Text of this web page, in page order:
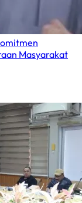
Masyarakat